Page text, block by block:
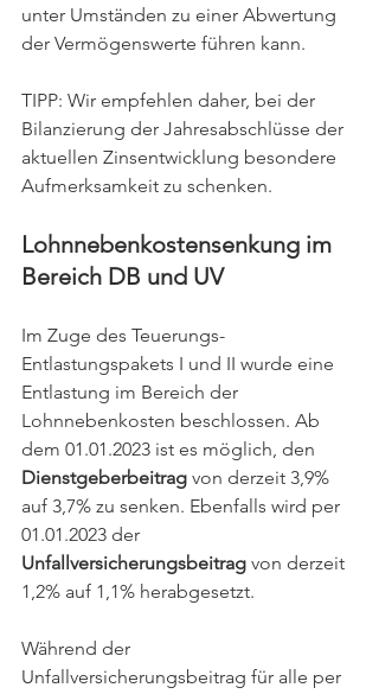
unter Umständen zu einer Abwertung
der Vermögenswerte führen kann.
TIPP: Wir empfehlen daher, bei der
Bilanzierung der Jahresabschlüsse der
aktuellen Zinsentwicklung besondere
Aufmerksamkeit zu schenken.
Lohnnebenkostensenkung im
Bereich DB und UV
Im Zuge des Teuerungs-
Entlastungspakets I und II wurde eine
Entlastung im Bereich der
Lohnnebenkosten beschlossen. Ab
dem 01.01.2023 ist es möglich, den
Dienstgeberbeitrag von derzeit 3,9%
auf 3,7% zu senken. Ebenfalls wird per
01.01.2023 der
Unfallversicherungsbeitrag von derzeit
1,2% auf 1,1% herabgesetzt.
Während der
Unfallversicherungsbeitrag für alle per